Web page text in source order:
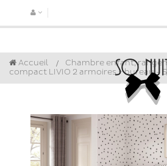
Accueil Chambre enfant,
compact LIVIO 2 armoires + bureau -